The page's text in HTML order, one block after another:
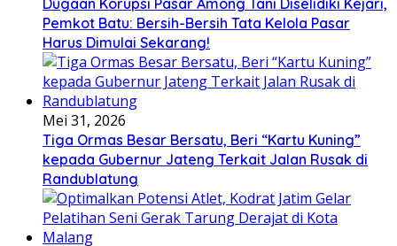
Dugaan Korupsi Pasar Among Tani Diselidiki Kejari,
Pemkot Batu: Bersih-Bersih Tata Kelola Pasar
Harus Dimulai Sekarang!
Mei 31, 2026
Tiga Ormas Besar Bersatu, Beri “Kartu Kuning”
kepada Gubernur Jateng Terkait Jalan Rusak di
Randublatung